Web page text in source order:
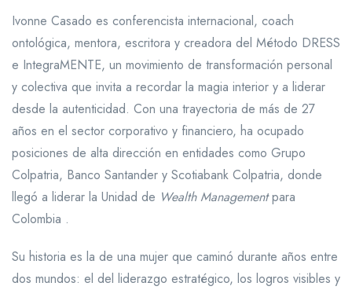
Ivonne Casado es conferencista internacional, coach
ontológica, mentora, escritora y creadora del Método DRESS
e IntegraMENTE, un movimiento de transformación personal
y colectiva que invita a recordar la magia interior y a liderar
desde la autenticidad. Con una trayectoria de más de 27
años en el sector corporativo y financiero, ha ocupado
posiciones de alta dirección en entidades como Grupo
Colpatria, Banco Santander y Scotiabank Colpatria, donde
llegó a liderar la Unidad de Wealth Managementpara
Colombia .
Su historia es la de una mujer que caminó durante años entre
dos mundos: el del liderazgo estratégico, los logros visibles y